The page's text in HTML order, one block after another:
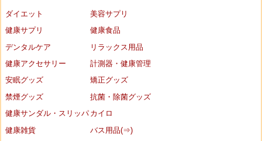
ダイエット
美容サプリ
健康サプリ
健康食品
デンタルケア
リラックス用品
健康アクセサリー
計測器・健康管理
安眠グッズ
矯正グッズ
禁煙グッズ
抗菌・除菌グッズ
健康サンダル・スリッパ カイロ
健康雑貨
バス用品(⇒)